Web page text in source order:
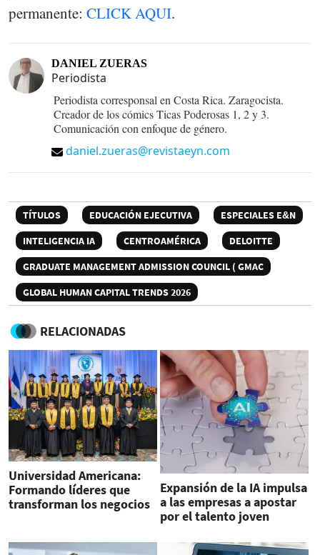
permanente: CLICK AQUI.
DANIEL ZUERAS
Periodista
Periodista corresponsal en Costa Rica. Zaragocista.
Creador de los cómics Ticas Poderosas 1, 2 y 3.
Comunicación con enfoque de género.
daniel.zueras@revistaeyn.com
TÍTULOS EDUCACIÓN EJECUTIVA
ESPECIALES E&N
INTELIGENCIA IA
CENTROAMÉRICA
DELOITTE
GRADUATE MANAGEMENT ADMISSION COUNCIL ( GMAC
GLOBAL HUMAN CAPITAL TRENDS 2026
RELACIONADAS
Universidad Americana:
Formando líderes que
transforman los negocios
Expansión de la IA impulsa
a las empresas a apostar
por el talento joven